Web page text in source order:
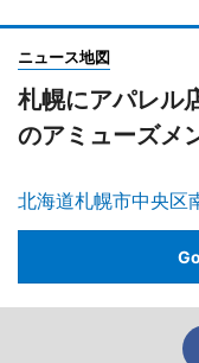
ニュース地図
札幌にアパレル
のアミューズメ
北海道札幌市中央区